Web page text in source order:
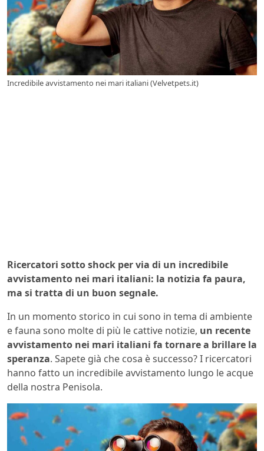
Incredibile avvistamento nei mari italiani (Velvetpets.it)
Ricercatori sotto shock per via di un incredibile
avvistamento nei mari italiani: la notizia fa paura,
ma si tratta di un buon segnale.
In un momento storico in cui sono in tema di ambiente
e fauna sono molte di più le cattive notizie, un recente
avvistamento nei mari italiani fa tornare a brillare la
speranza. Sapete già che cosa è successo? I ricercatori
hanno fatto un incredibile avvistamento lungo le acque
della nostra Penisola.